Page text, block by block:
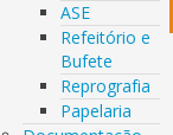
ASE
Refeitório e
Bufete
Reprografia
Papelaria